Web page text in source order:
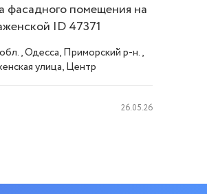
фасадного помещения на
ID 47371
Одесса, Приморский р-н.,
улица, Центр
26.05.26